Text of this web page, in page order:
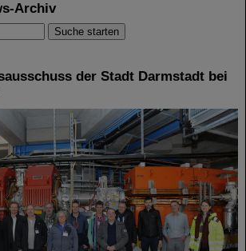
Archiv
der Stadt Darmstadt bei